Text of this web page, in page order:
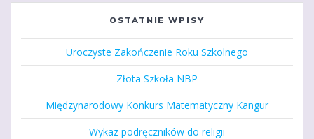
OSTATNIE WPISY
Uroczyste Zakończenie Roku Szkolnego
Złota Szkoła NBP
Międzynarodowy Konkurs Matematyczny Kangur
Wykaz podręczników do religii